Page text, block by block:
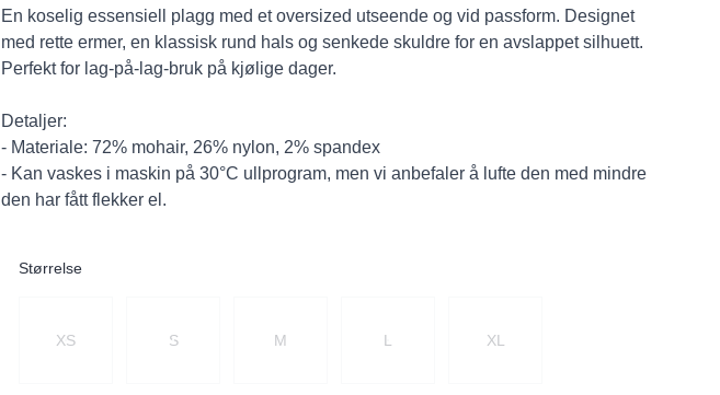
Description
En koselig essensiell plagg med et oversized utseende og vid passform. Designet
med rette ermer, en klassisk rund hals og senkede skuldre for en avslappet silhuett.
Perfekt for lag-på-lag-bruk på kjølige dager.
Detaljer:
- Materiale: 72% mohair, 26% nylon, 2% spandex
- Kan vaskes i maskin på 30°C ullprogram, men vi anbefaler å lufte den med mindre
den har fått flekker el.
Størrelse
XS S M L XL